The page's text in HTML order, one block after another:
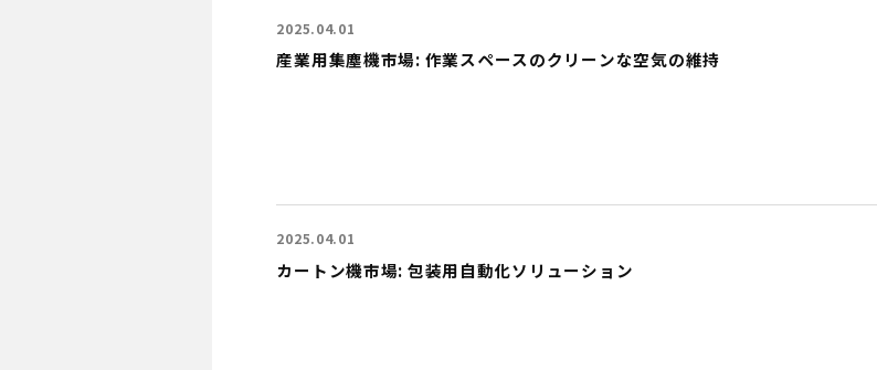
産業用集塵機市場: 作業スペースのクリーンな空気の維持
2025.04.01
カートン機市場: 包装用自動化ソリューション
2025.04.01